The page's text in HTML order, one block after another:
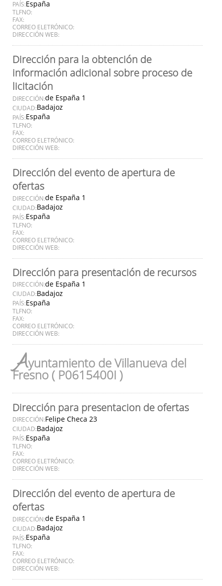
PAÍS:España
TLFNO:
FAX:
CORREO ELETRÓNICO:
DIRECCIÓN WEB:
Dirección para la obtención de
información adicional sobre proceso de
licitación
DIRECCIÓN:de España 1
CIUDAD:Badajoz
PAÍS:España
TLFNO:
FAX:
CORREO ELETRÓNICO:
DIRECCIÓN WEB:
Dirección del evento de apertura de
ofertas
DIRECCIÓN:de España 1
CIUDAD:Badajoz
PAÍS:España
TLFNO:
FAX:
CORREO ELETRÓNICO:
DIRECCIÓN WEB:
Dirección para presentación de recursos
DIRECCIÓN:de España 1
CIUDAD:Badajoz
PAÍS:España
TLFNO:
FAX:
CORREO ELETRÓNICO:
DIRECCIÓN WEB:
Ayuntamiento de Villanueva del
Fresno ( P0615400I )
Dirección para presentacion de ofertas
DIRECCIÓN:Felipe Checa 23
CIUDAD:Badajoz
PAÍS:España
TLFNO:
FAX:
CORREO ELETRÓNICO:
DIRECCIÓN WEB:
Dirección del evento de apertura de
ofertas
DIRECCIÓN:de España 1
CIUDAD:Badajoz
PAÍS:España
TLFNO:
FAX:
CORREO ELETRÓNICO:
DIRECCIÓN WEB: